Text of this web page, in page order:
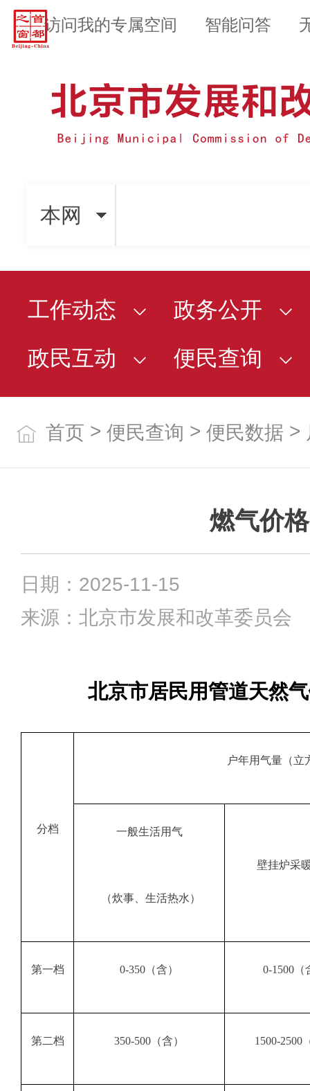
访问我的专属空间 智能问答
本网
工作动态
政务公开
政民互动
便民查询
首页 > 便民查询 > 便民数据 >
燃气价格
日期：2025-11-15
来源：北京市发展和改革委员会
北京市居民用管道天然
分档
户年用气量（立
一般生活用气
（炊事、生活热水）
壁挂炉采
第一档 0-350 （含） 0-1500
第二档 350-500 （含） 1500-2500